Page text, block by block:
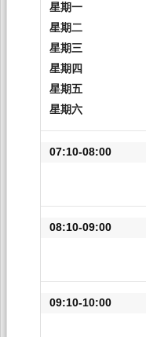
星期一
星期二
星期三
星期四
星期五
星期六
07:10-08:00
08:10-09:00
09:10-10:00